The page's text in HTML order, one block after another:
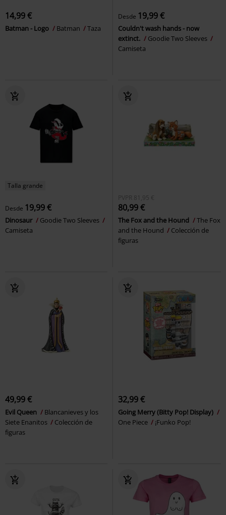
14,99 €
Batman - Logo Batman Taza
Desde 19,99 €
Couldn't wash hands - now
extinct.
Goodie Two Sleeves
Camiseta
Talla grande
Desde 19,99 €
Dinosaur
Goodie Two Sleeves
Camiseta
PVPR 81,95 €
80,99 €
The Fox and the Hound
The Fox
and the Hound
Colección de
figuras
49,99 €
Evil Queen
Blancanieves y los
Siete Enanitos
Colección de
figuras
32,99 €
Going Merry (Bitty Pop! Display)
One Piece
¡Funko Pop!